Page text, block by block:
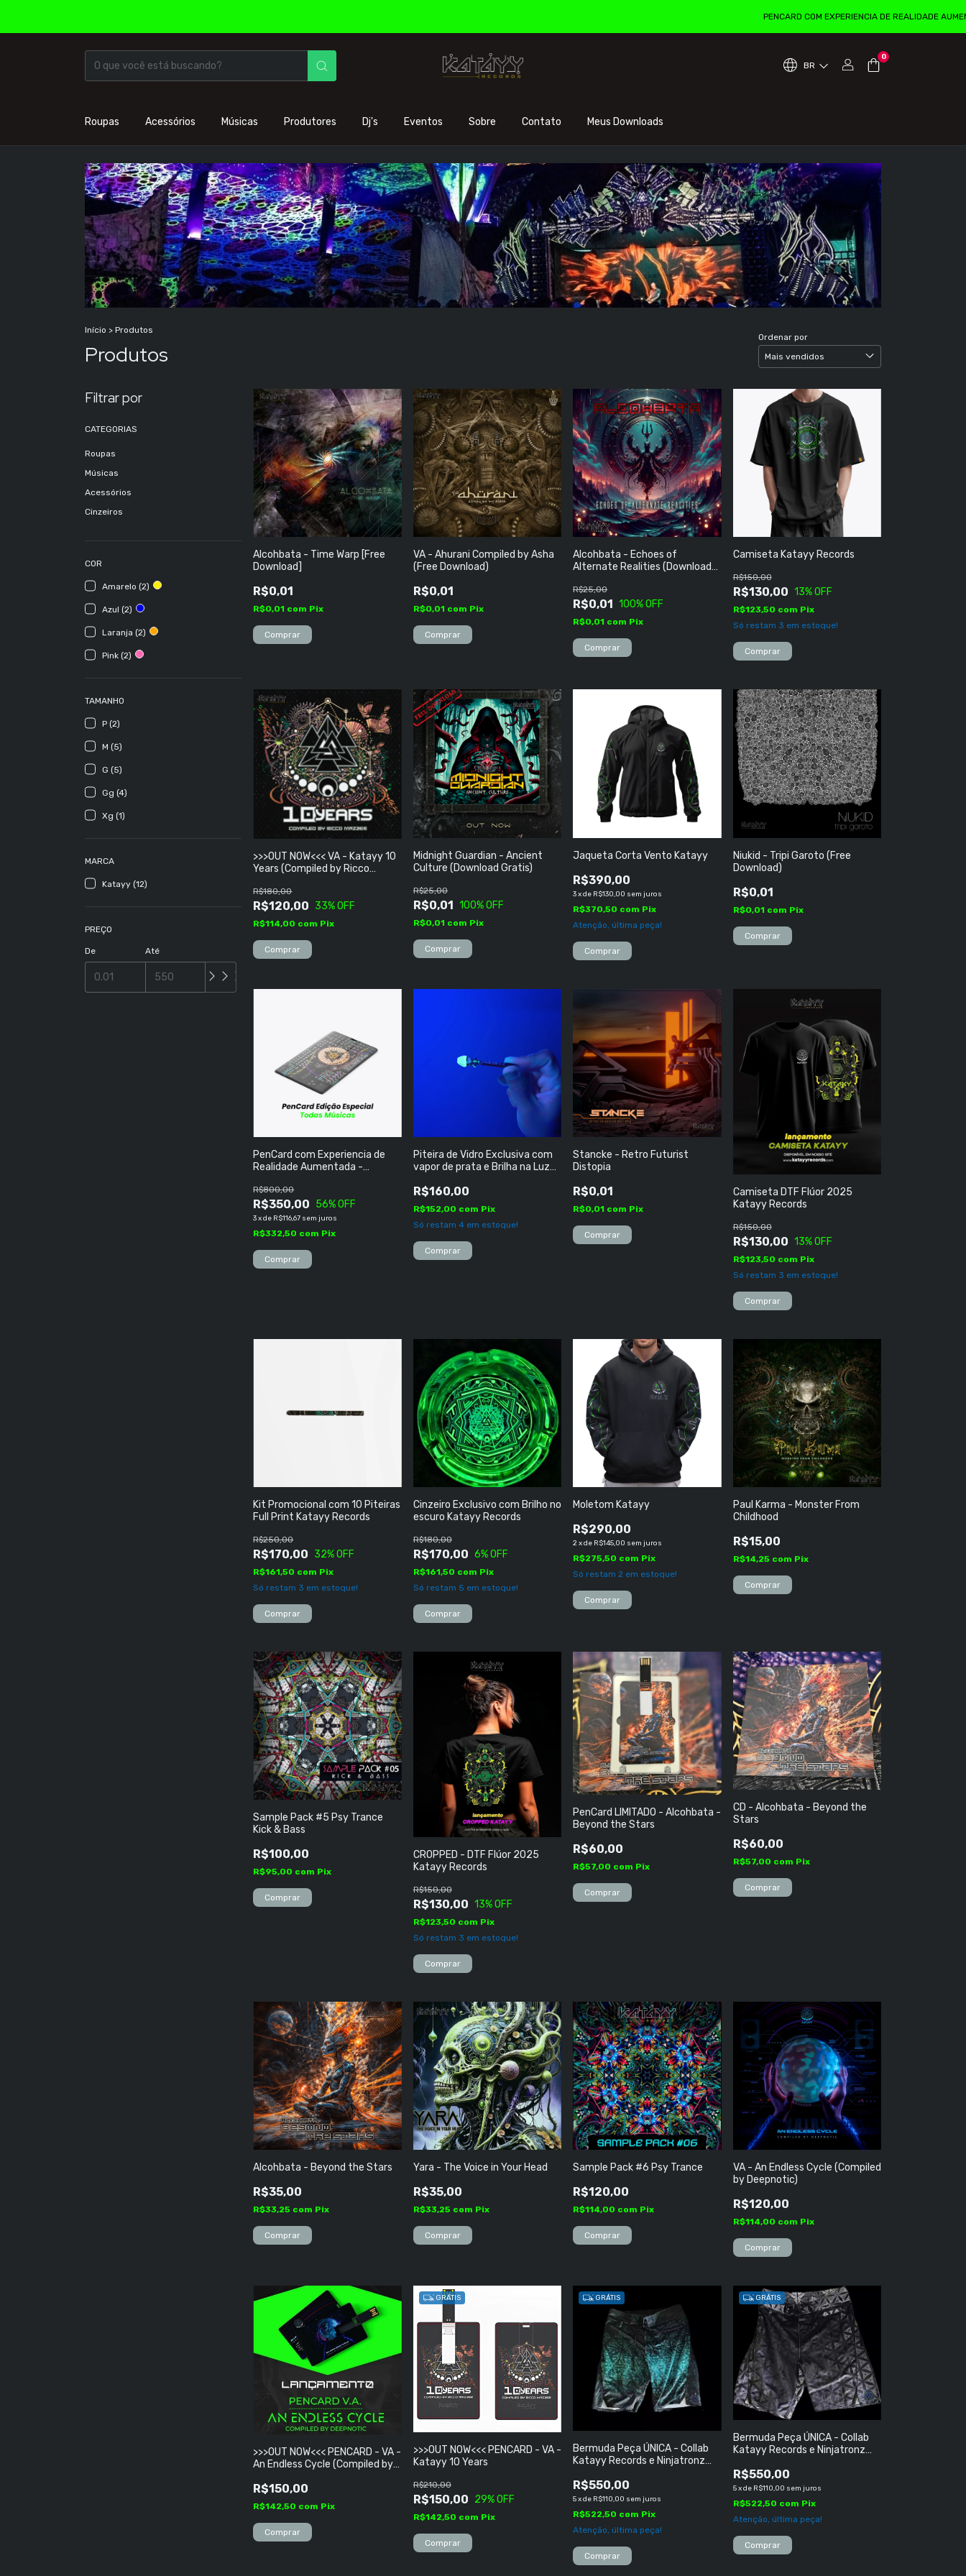
PENCARD COM EXPERIENCIA DE REALIDADE AUMENTADA!!
BR
0
Roupas Acessórios Músicas Produtores Dj's Eventos Sobre Contato Meus Downloads
Início > Produtos
Produtos
Ordenar por
Filtrar por
CATEGORIAS
Roupas
Músicas
Acessórios
Cinzeiros
COR
Amarelo (2)
Azul (2)
Laranja (2)
Pink (2)
TAMANHO
P (2)
M (5)
G (5)
Gg (4)
Xg (1)
MARCA
Katayy (12)
PREÇO
De Até
Alcohbata - Time Warp [Free
Download]
R$0,01
R$0,01 com Pix
VA - Ahurani Compiled by Asha
(Free Download)
R$0,01
R$0,01 com Pix
Alcohbata - Echoes of
Alternate Realities (Download
R$0,01
R$25,00
100% OFF
R$0,01 com Pix
Camiseta Katayy Records
R$130,00
R$150,00
13% OFF
R$123,50 com Pix
Só restam 3 em estoque!
Comprar
>>>OUT NOW<<< VA - Katayy 10
Years (Compiled by Ricco
R$120,00
R$180,00
33% OFF
R$114,00 com Pix
Midnight Guardian - Ancient
Culture (Download Gratis)
R$0,01
R$25,00
100% OFF
R$0,01 com Pix
Jaqueta Corta Vento Katayy
R$390,00
3xde R$130,00 sem juros
R$370,50 com Pix
Atenção, última peça!
Comprar
Niukid - Tripi Garoto (Free
Download)
R$0,01
R$0,01 com Pix
PenCard com Experiencia de
Realidade Aumentada -
Músicas
R$350,00
R$800,00
56% OFF
3xde R$116,67 sem juros
R$332,50 com Pix
Piteira de Vidro Exclusiva com
vapor de prata e Brilha na Luz
R$160,00
R$152,00 com Pix
Só restam 4em estoque!
Stancke - Retro Futurist
Distopia
R$0,01
R$0,01 com Pix
Camiseta DTF Flúor 2025
Katayy Records
R$130,00
R$150,00
13% OFF
R$123,50 com Pix
Só restam 3 em estoque!
Comprar
Kit Promocional com 10 Piteiras
Full Print Katayy Records
R$170,00
R$250,00
32% OFF
R$161,50 com Pix
Só restam 3 em estoque!
Cinzeiro Exclusivo com Brilho no
escuro Katayy Records
R$170,00
R$180,00
6% OFF
R$161,50 com Pix
Só restam 5 em estoque!
Moletom Katayy
R$290,00
2xde R$145,00 sem juros
R$275,50 com Pix
Só restam2 em estoque!
Comprar
Paul Karma - Monster From
Childhood
R$15,00
R$14,25 com Pix
Sample Pack #5 Psy Trance
Kick & Bass
R$100,00
R$95,00 com Pix
CROPPED - DTF Flúor 2025
Katayy Records
R$130,00
R$150,00
13% OFF
R$123,50 com Pix
Só restam 3 em estoque!
Comprar
PenCard LIMITADO - Alcohbata -
Beyond the Stars
R$60,00
R$57,00 com Pix
CD - Alcohbata - Beyond the
Stars
R$60,00
R$57,00 com Pix
Alcohbata - Beyond the Stars
R$35,00
R$33,25 com Pix
Yara - The Voice in Your Head
R$35,00
R$33,25 com Pix
Sample Pack #6 Psy Trance
R$120,00
R$114,00 com Pix
VA - An Endless Cycle (Compiled
by Deepnotic)
R$120,00
R$114,00 com Pix
>>>OUT NOW<<< PENCARD - VA -
An Endless Cycle (Compiled by
R$150,00
R$142,50 com Pix
GRÁTIS
>>>OUT NOW<<< PENCARD - VA -
Katayy 10 Years
R$150,00
R$210,00
29% OFF
R$142,50 com Pix
GRÁTIS
Bermuda Peça ÚNICA - Collab
Katayy Records e Ninjatronz
R$550,00
5xde R$110,00 sem juros
R$522,50 com Pix
Atenção, última peça!
GRÁTIS
Bermuda Peça ÚNICA - Collab
Katayy Records e Ninjatronz
R$550,00
5 xde R$110,00 sem juros
R$522,50 com Pix
Atenção, última peça!